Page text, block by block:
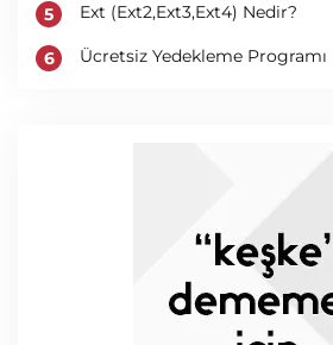
Ext (Ext2,Ext3,Ext4) Nedir?
Ücretsiz Yedekleme Programı